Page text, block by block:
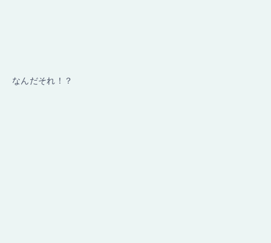
なんだそれ！？